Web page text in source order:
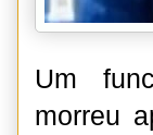
Um
morreu